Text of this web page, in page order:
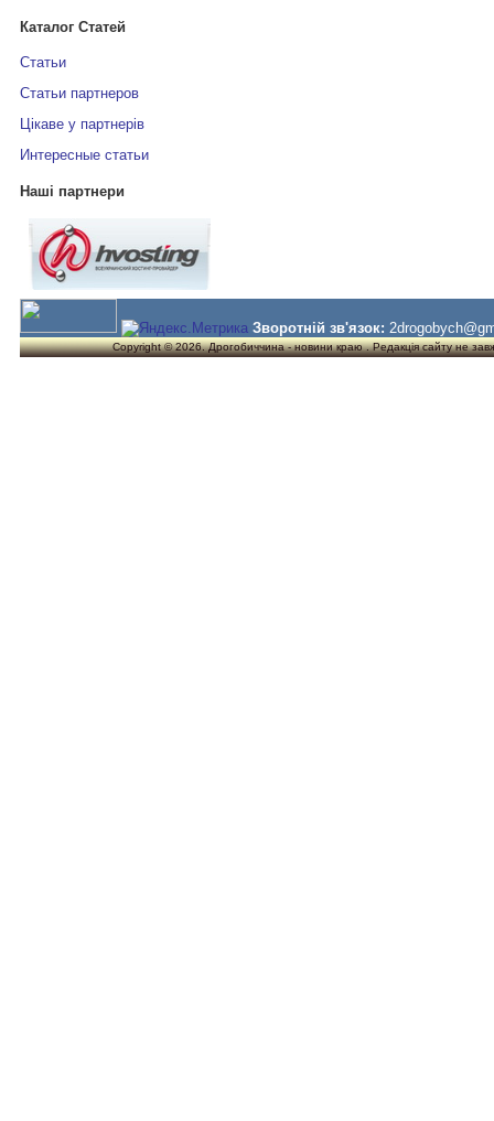
Каталог Статей
Статьи
Статьи партнеров
Цікаве у партнерів
Интересные статьи
Наші партнери
Зворотній зв'язок:
Copyright © 2026. Дрогобиччина - новини краю . Редакція сайту не